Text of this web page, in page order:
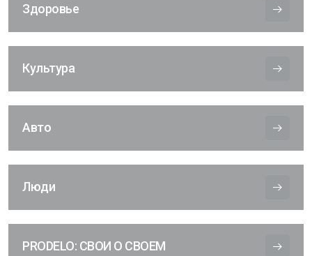
Здоровье
Культура
Авто
Люди
PRODELO: СВОИ О СВОЕМ